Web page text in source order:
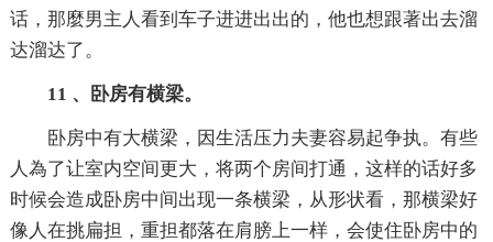
话，那麼男主人看到车子进进出出的，他也想跟著出去溜
达溜达了。
11 、卧房有横梁。
卧房中有大横梁，因生活压力夫妻容易起争执。有些
人為了让室内空间更大，将两个房间打通，这样的话好多
时候会造成卧房中间出现一条横梁，从形状看，那横梁好
像人在挑扁担，重担都落在肩膀上一样，会使住卧房中的